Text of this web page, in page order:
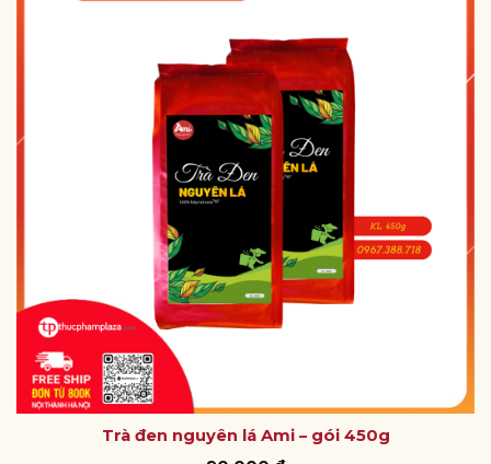
Trà đen nguyên lá Ami – gói 450g